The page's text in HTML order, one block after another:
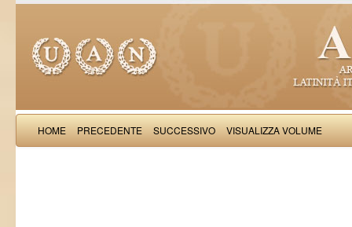
HOME PRECEDENTE SUCCESSIVO VISUALIZZA VOLUME